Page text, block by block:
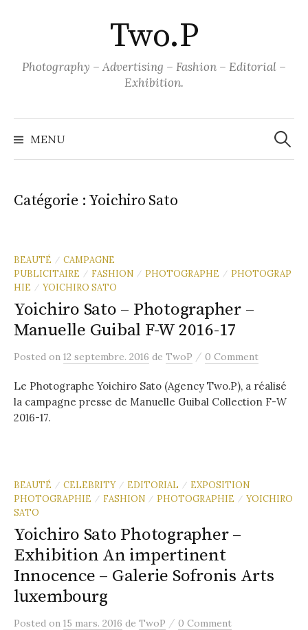
Two.P
Photography – Advertising – Fashion – Editorial –
Exhibition.
MENU
Catégorie : Yoichiro Sato
BEAUTÉ / CAMPAGNE
PUBLICITAIRE
/ FASHION / PHOTOGRAPHE / PHOTOGRAP
HIE
/ YOICHIRO SATO
Yoichiro Sato – Photographer –
Manuelle Guibal F-W 2016-17
Posted on 12 septembre. 2016 de TwoP / 0 Comment
Le Photographe Yoichiro Sato (Agency Two.P), a réalisé
la campagne presse de Manuelle Guibal Collection F-W
2016-17.
BEAUTÉ / CELEBRITY / EDITORIAL / EXPOSITION
PHOTOGRAPHIE
/ FASHION / PHOTOGRAPHIE / YOICHIRO
SATO
Yoichiro Sato Photographer –
Exhibition An impertinent
Innocence – Galerie Sofronis Arts
luxembourg
Posted on 15 mars. 2016 de TwoP / 0 Comment